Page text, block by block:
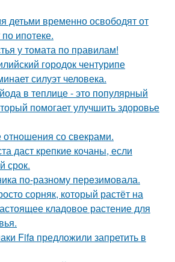
детьми временно освободят от
ипотеке.
у томата по правилам!
городок чентурипе
силуэт человека.
в теплице - это популярный
помогает улучшить здоровье
со свекрами.
даст крепкие кочаны, если
срок.
по-разному перeзимовала.
сорняк, который растёт на
кладовое растение для
Fifa предложили запретить в